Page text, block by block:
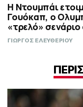
Η Ντουμπάι
Γουόκαπ, ο
«τρελό»
ΓΙΩΡΓΟΣ ΕΛΕΥΘΕΡΙΟΥ